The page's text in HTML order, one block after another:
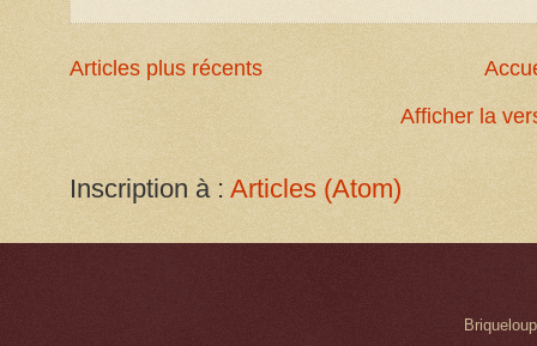
Articles plus récents
Afficher la
Inscription à : Articles (Atom)